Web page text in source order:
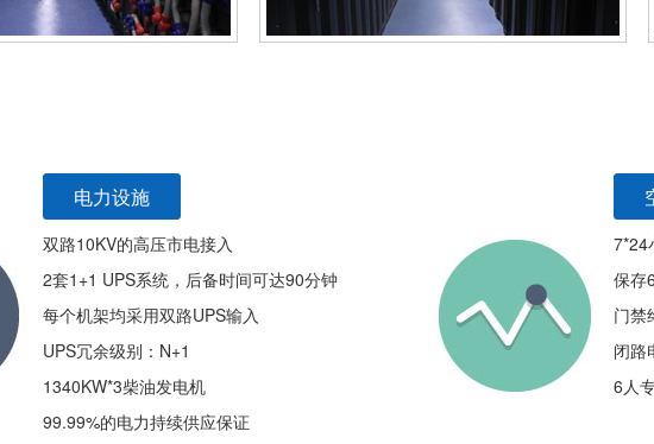
电力设施
双路10KV的高压市电接入
2套1+1 UPS系统，后备时间可达90分钟
每个机架均采用双路UPS输入
UPS冗余级别：N+1
1340KW*3柴油发电机
99.99%的电力持续供应保证
7*24
保存
门禁
闭路
6人